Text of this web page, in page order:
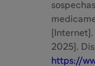
[Internet].
2025].
https://